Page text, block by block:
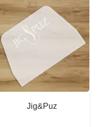
Jig&Puz